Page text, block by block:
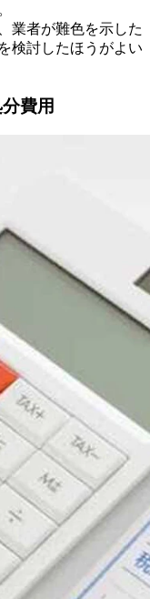
業者が難色を示した
検討したほうがよい
費用